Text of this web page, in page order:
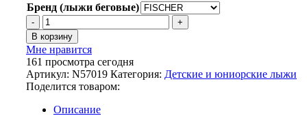
Бренд (лыжи беговые)
Количество
товара
Лыжи
FISCHER
SPEEDMAX
SK
JR
IFP
В корзину
Мне нравится
161 просмотра сегодня
Артикул: N57019 Категория: Детские и юниорские лыжи
Поделится товаром:
Описание